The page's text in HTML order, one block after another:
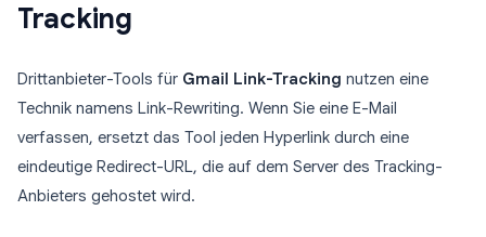
Tracking
Drittanbieter-Tools für Gmail Link-Tracking nutzen eine
Technik namens Link-Rewriting. Wenn Sie eine E-Mail
verfassen, ersetzt das Tool jeden Hyperlink durch eine
eindeutige Redirect-URL, die auf dem Server des Tracking-
Anbieters gehostet wird.